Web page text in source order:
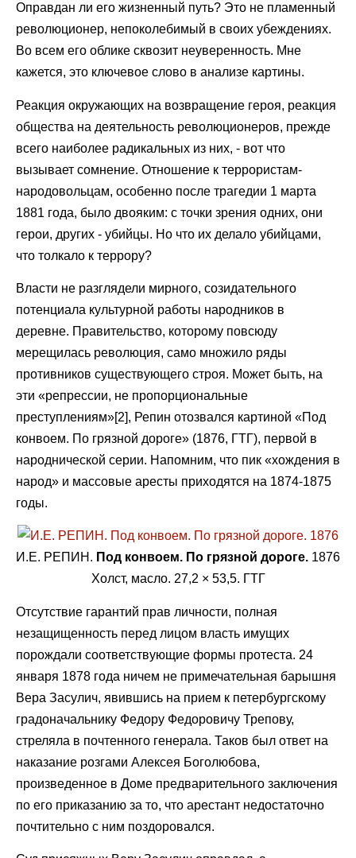
Оправдан ли его жизненный путь? Это не пламенный
революционер, непоколебимый в своих убеждениях.
Во всем его облике сквозит неуверенность. Мне
кажется, это ключевое слово в анализе картины.
Реакция окружающих на возвращение героя, реакция
общества на деятельность революционеров, прежде
всего наиболее радикальных из них, - вот что
вызывает сомнение. Отношение к террористам-
народовольцам, особенно после трагедии 1 марта
1881 года, было двояким: с точки зрения одних, они
герои, других - убийцы. Но что их делало убийцами,
что толкало к террору?
Власти не разглядели мирного, созидательного
потенциала культурной работы народников в
деревне. Правительство, которому повсюду
мерещилась революция, само множило ряды
противников существующего строя. Может быть, на
эти «репрессии, не пропорциональные
преступлениям»[2], Репин отозвался картиной «Под
конвоем. По грязной дороге» (1876, ГТГ), первой в
народнической серии. Напомним, что пик «хождения в
народ» и массовые аресты приходятся на 1874-1875
годы.
И.Е. РЕПИН. Под конвоем. По грязной дороге. 1876
Холст, масло. 27,2 × 53,5. ГТГ
Отсутствие гарантий прав личности, полная
незащищенность перед лицом власть имущих
порождали соответствующие формы протеста. 24
января 1878 года ничем не примечательная барышня
Вера Засулич, явившись на прием к петербургскому
градоначальнику Федору Федоровичу Трепову,
стреляла в почтенного генерала. Таков был ответ на
наказание розгами Алексея Боголюбова,
произведенное в Доме предварительного заключения
по его приказанию за то, что арестант недостаточно
почтительно с ним поздоровался.